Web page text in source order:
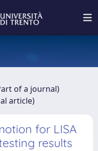
of a journal)
article)
for LISA
results